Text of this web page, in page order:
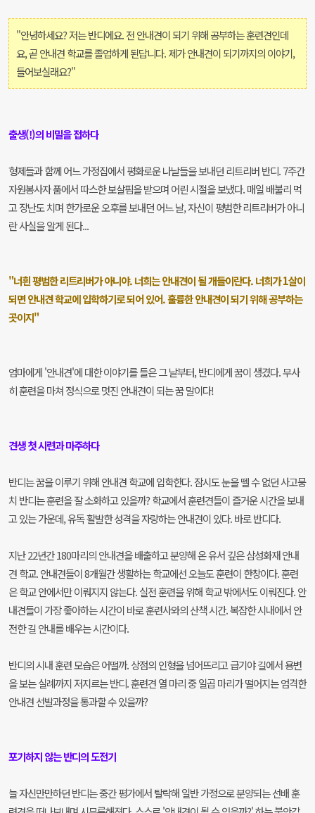
"안녕하세요? 저는 반디에요. 전 안내견이 되기 위해 공부하는 훈련견인데
요, 곧 안내견 학교를 졸업하게 된답니다. 제가 안내견이 되기까지의 이야기,
들어보실래요?"
출생(!)의 비밀을 접하다
형제들과 함께 어느 가정집에서 평화로운 나날들을 보내던 리트리버 반디. 7주간
자원봉사자 품에서 따스한 보살핌을 받으며 어린 시절을 보냈다. 매일 배불리 먹
고 장난도 치며 한가로운 오후를 보내던 어느 날, 자신이 평범한 리트리버가 아니
란 사실을 알게 된다...
"너흰 평범한 리트리버가 아니야. 너희는 안내견이 될 개들이란다. 너희가 1살이
되면 안내견 학교에 입학하기로 되어 있어. 훌륭한 안내견이 되기 위해 공부하는
곳이지"
엄마에게 '안내견'에 대한 이야기를 들은 그 날부터, 반디에게 꿈이 생겼다. 무사
히 훈련을 마쳐 정식으로 멋진 안내견이 되는 꿈 말이다!
견생 첫 시련과 마주하다
반디는 꿈을 이루기 위해 안내견 학교에 입학한다. 잠시도 눈을 뗄 수 없던 사고뭉
치 반디는 훈련을 잘 소화하고 있을까? 학교에서 훈련견들이 즐거운 시간을 보내
고 있는 가운데, 유독 활발한 성격을 자랑하는 안내견이 있다. 바로 반디다.
지난 22년간 180마리의 안내견을 배출하고 분양해 온 유서 깊은 삼성화재 안내
견 학교. 안내견들이 8개월간 생활하는 학교에선 오늘도 훈련이 한창이다. 훈련
은 학교 안에서만 이뤄지지 않는다. 실전 훈련을 위해 학교 밖에서도 이뤄진다. 안
내견들이 가장 좋아하는 시간이 바로 훈련사와의 산책 시간. 복잡한 시내에서 안
전한 길 안내를 배우는 시간이다.
반디의 시내 훈련 모습은 어떨까. 상점의 인형을 넘어뜨리고 급기야 길에서 용변
을 보는 실례까지 저지르는 반디. 훈련견 열 마리 중 일곱 마리가 떨어지는 엄격한
안내견 선발과정을 통과할 수 있을까?
포기하지 않는 반디의 도전기
늘 자신만만하던 반디는 중간 평가에서 탈락해 일반 가정으로 분양되는 선배 훈